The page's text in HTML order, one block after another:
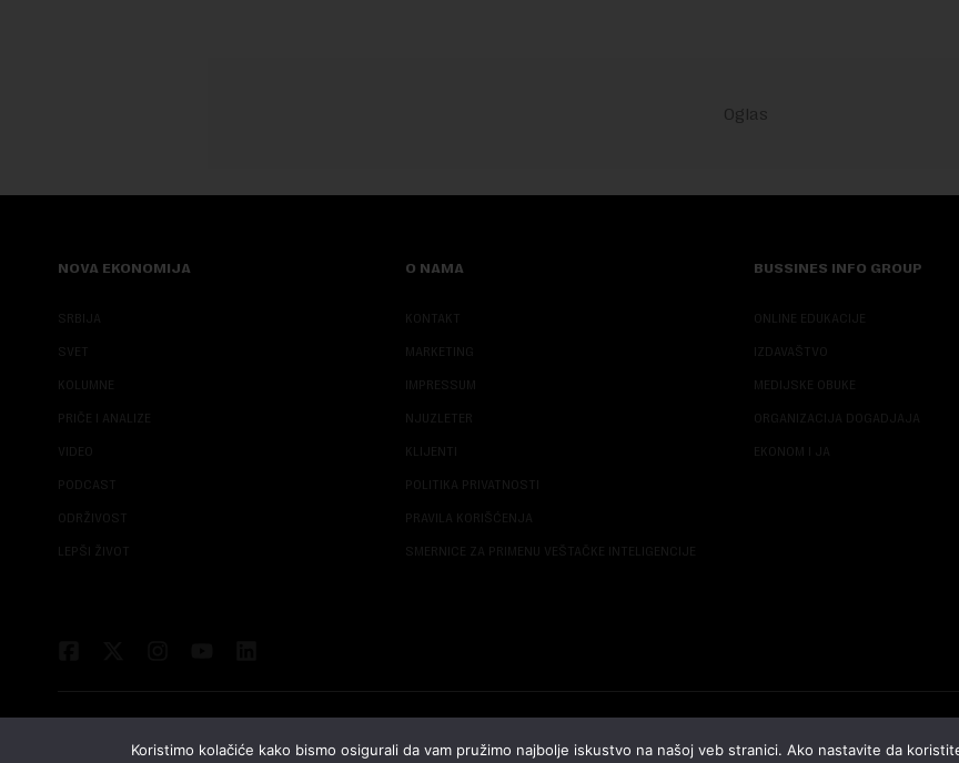
NOVA EKONOMIJA
SRBIJA
SVET
KOLUMNE
PRIČE I ANALIZE
VIDEO
PODCAST
ODRŽIVOST
LEPŠI ŽIVOT
O NAMA
KONTAKT
MARKETING
IMPRESSUM
NJUZLETER
KLIJENTI
POLITIKA PRIVATNOSTI
PRAVILA KORIŠĆENJA
SMERNICE ZA PRIMENU VEŠTAČKE INTELIGENCIJE
BUSSINES INFO GROUP
ONLINE EDUKACIJE
IZDAVAŠTVO
MEDIJSKE OBUKE
ORGANIZACIJA DOGADJAJA
EKONOM I JA
Koristimo kolačiće kako bismo osigurali da vam pružimo najbolje iskustvo na našoj veb stranici. Ako nastavite da